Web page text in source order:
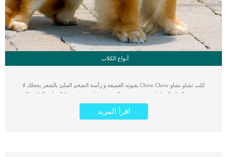
أنواع الكلاب
كلب تشاو تشاو Chow Chow بعيونه العميقة و رأسة الضخم الملئ بالشعر يجعلك لا
تتوقف عن النظر إليه لما يتمتع به من جمال و هيبة وقوة. برغم هذا المظهر الرائع والذي
قد يخيف البعض فإن كلاب التشاو تشاو ليست عنيفة او مخيفة على الإطلاق. على العكس
تماما فإن هذه السلالة تتمتع بسلوك هادئ تماما مثل صفاتها و مظهرها الملكي الراقي،
فهي تتمتع بهدوء و صبر و وود لمن يعرفها جيدا. يصف البعض كلب تشاو تشاو على أن
اقرأ المزيد